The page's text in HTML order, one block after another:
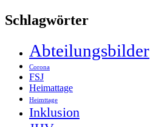
Schlagwörter
Abteilungsbilder
Corona
FSJ
Heimattage
Heimttage
Inklusion